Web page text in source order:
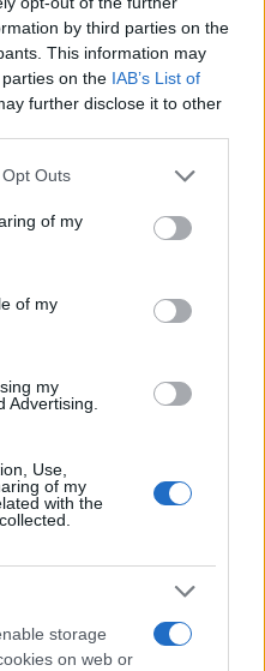
by third parties on the
This information may
on the IAB’s List of
further disclose it to other
uses one or more Google
You may click to
and its third-party tags to
purposes in below Google
Outs
of my
of my
my
Advertising.
Use,
of my
with the
storage
on web or
telegram di
S
h
a
re